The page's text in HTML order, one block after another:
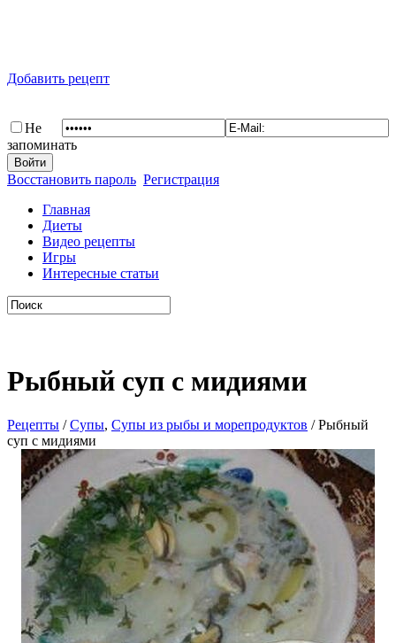
Добавить рецепт
Не
запоминать
Восстановить пароль Регистрация
Главная
Диеты
Видео рецепты
Игры
Интересные статьи
Рыбный суп с мидиями
Рецепты /Cупы, Супы из рыбы и морепродуктов / Рыбный
суп с мидиями